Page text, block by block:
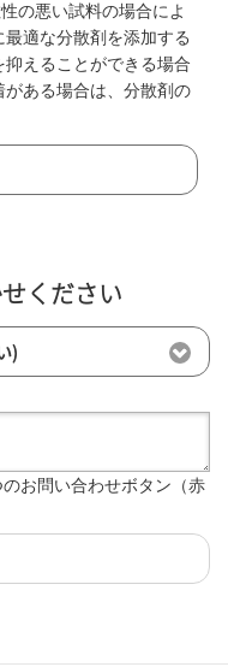
の悪い試料の場合によ
適な分散剤を添加する
えることができる場合
ある場合は、分散剤の
ください
)
お問い合わせボタン（赤